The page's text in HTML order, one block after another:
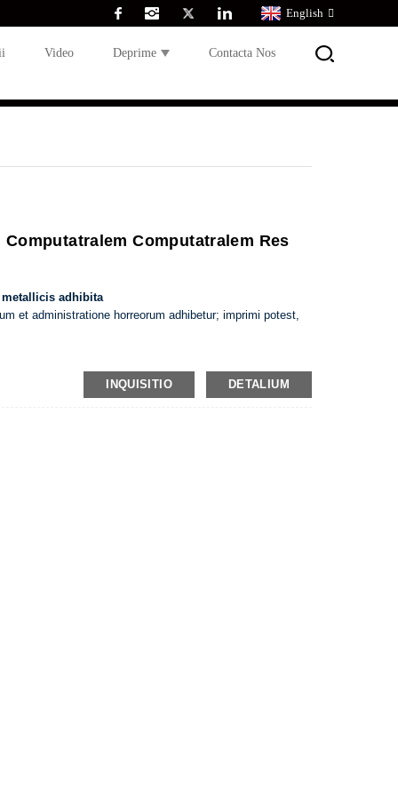
English
Video Deprime Contacta Nos
Computatralem Res
adhibita
et administratione horreorum adhibetur; imprimi potest,
INQUISITIO DETALIUM